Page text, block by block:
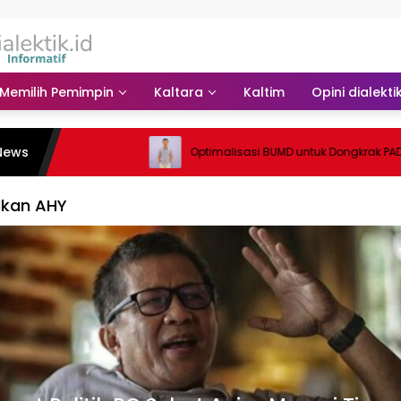
Memilih Pemimpin Kaltara Kaltim Opini
Optimalisasi BUMD untuk Dongkrak PAD
AHY